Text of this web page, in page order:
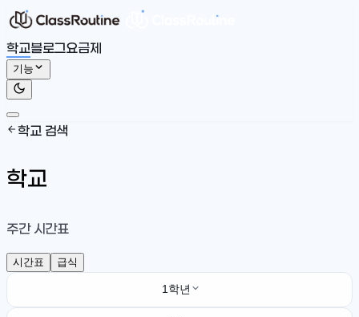
학교블로그요금제
기능
학교 검색
학교
주간 시간표
시간표 급식
1학년